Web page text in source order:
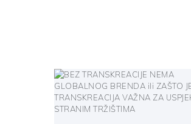
NASLOVNICA
PREVODITELJSKE USLUGE